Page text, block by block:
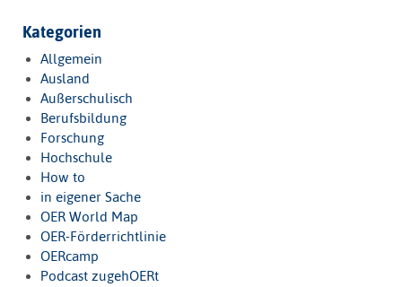
Kategorien
Allgemein
Ausland
Außerschulisch
Berufsbildung
Forschung
Hochschule
How to
in eigener Sache
OER World Map
OER-Förderrichtlinie
OERcamp
Podcast zugehOERt